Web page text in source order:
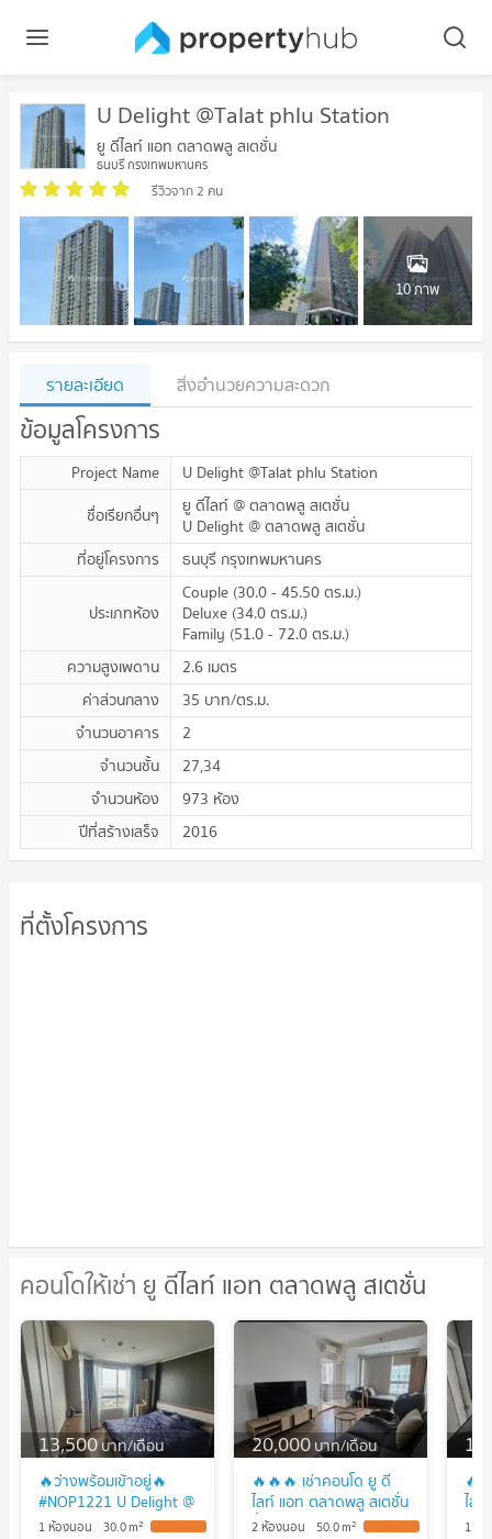
U Delight @Talat phlu Station
ยู ดีไลท์ แอท ตลาดพลู สเตชั่น
ธนบุรี กรุงเทพมหานคร
รีวิวจาก 2 คน
10 ภาพ
รายละเอียด สิ่งอำนวยความสะดวก
ข้อมูลโครงการ
Project Name
U Delight @Talat phlu Station
ชื่อเรียกอื่นๆ
ยู ดีไลท์ @ ตลาดพลู สเตชั่น
U Delight @ ตลาดพลู สเตชั่น
ที่อยู่โครงการ
ธนบุรี กรุงเทพมหานคร
ประเภทห้อง
Couple (30.0 - 45.50ตร.ม.)
Deluxe (34.0ตร.ม.)
Family (51.0 - 72.0ตร.ม.)
ความสูงเพดาน
2.6 เมตร
ค่าส่วนกลาง
35 บาท/ตร.ม.
จำนวนอาคาร
2
จำนวนชั้น
27,34
จำนวนห้อง
973 ห้อง
ปีที่สร้างเสร็จ
2016
ที่ตั้งโครงการ
คอนโดให้เช่า ยู ดีไลท์ แอท ตลาดพลู สเตชั่น
คอนโดให้เช่า ยู ดีไลท์ แอท ตลาดพลู ส
เตชั่น
13,500บาท/เดือน
🔥ว่างพร้อมเข้าอยู่🔥
#NOP1221 U Delight @
Talat Phlu Station
1 ห้องนอน 30.0m2
20,000บาท/เดือน
🔥🔥🔥 เช่าคอนโด ยู ดี
ไลท์ แอท ตลาดพลู สเตชั่น
ชั้นสูง ห้องมุม BTS-
2 ห้องนอน 50.0m2
ไล
1 ห้